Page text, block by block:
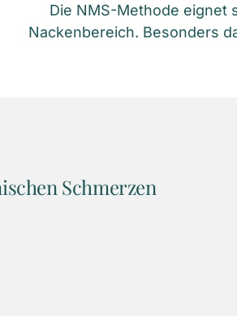
Die NMS-Methode eignet
Nackenbereich. Besonders
Schmerzen